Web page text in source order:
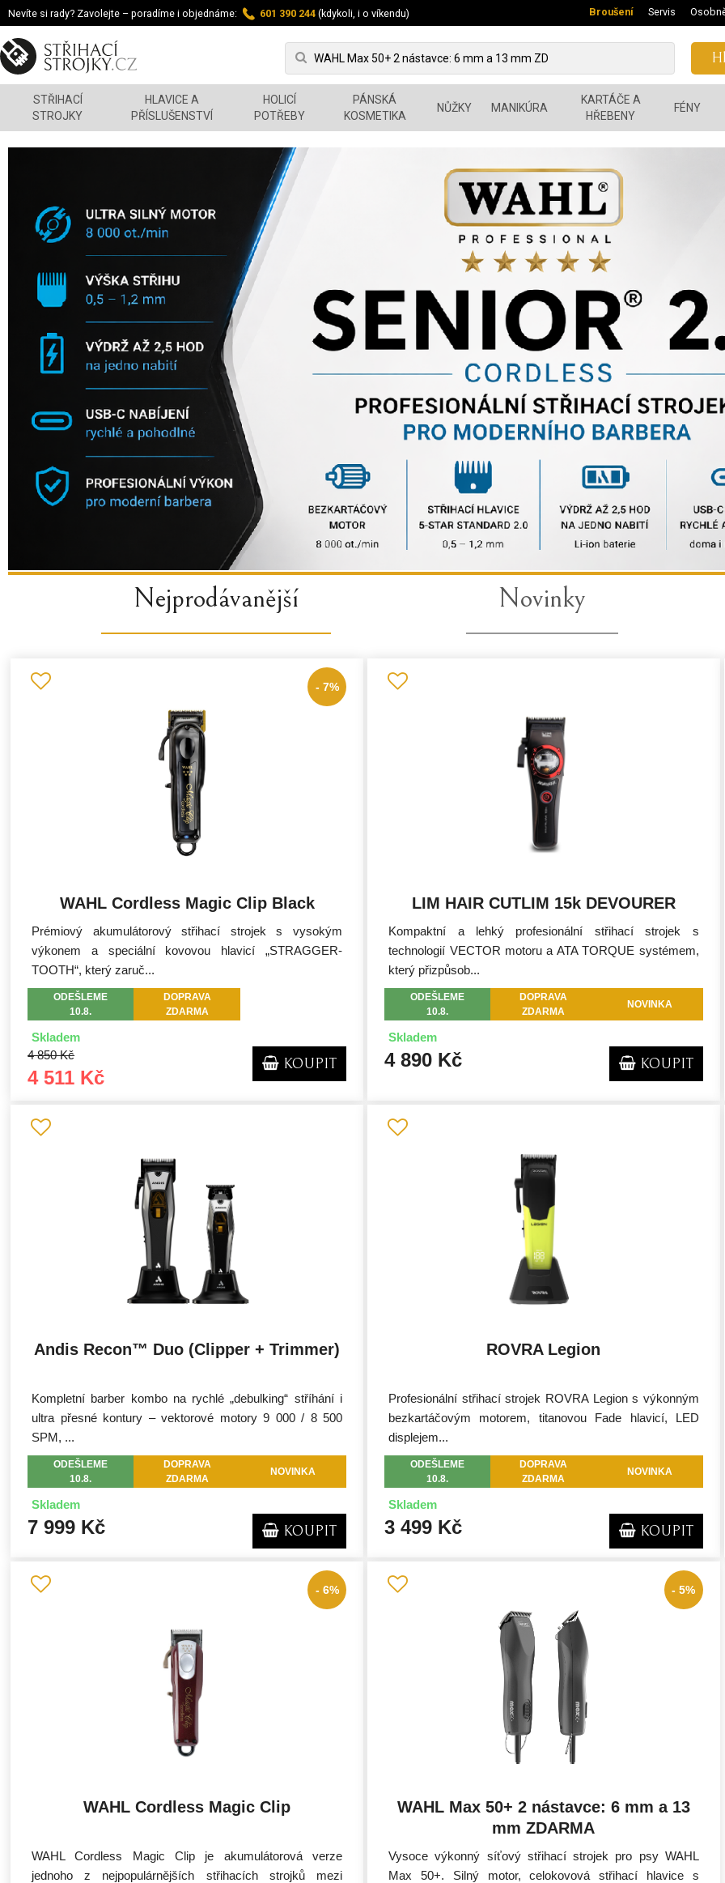
Nevíte si rady? Zavolejte – poradíme i objednáme: 601 390 244 (kdykoli, i o víkendu) Broušení Servis
STŘIHACÍ
STROJKY
HLAVICE A
PŘÍSLUŠENSTVÍ
HOLICÍ
POTŘEBY
PÁNSKÁ
KOSMETIKA
NŮŽKY MANIKÚRA
KARTÁČE A
HŘEBENY
FÉNY
Nejprodávanější Novinky
- 7%
WAHL Cordless Magic Clip Black
Prémiový akumulátorový střihací strojek s vysokým
výkonem a speciální kovovou hlavicí „STRAGGER-
TOOTH“, který zaruč...
ODEŠLEME
10.8.
DOPRAVA
ZDARMA
Skladem
4 850 Kč
4 511 Kč
KOUPIT
LIM HAIR CUTLIM 15k DEVOURER
Kompaktní a lehký profesionální střihací strojek s
technologií VECTOR motoru a ATA TORQUE systémem,
který přizpůsob...
ODEŠLEME
10.8.
DOPRAVA
ZDARMA
NOVINKA
Skladem
4 890 Kč KOUPIT
Andis Recon™ Duo (Clipper + Trimmer)
Kompletní barber kombo na rychlé „debulking“ stříhání i
ultra přesné kontury – vektorové motory 9 000 / 8 500
SPM, ...
ODEŠLEME
10.8.
DOPRAVA
ZDARMA
NOVINKA
Skladem
7 999 Kč KOUPIT
ROVRA Legion
Profesionální střihací strojek ROVRA Legion s výkonným
bezkartáčovým motorem, titanovou Fade hlavicí, LED
displejem...
ODEŠLEME
10.8.
DOPRAVA
ZDARMA
NOVINKA
Skladem
3 499 Kč KOUPIT
- 6%
WAHL Cordless Magic Clip
WAHL Cordless Magic Clip je akumulátorová verze
jednoho z nejpopulárnějších střihacích strojků mezi
- 5%
WAHL Max 50+ 2 nástavce: 6 mm a 13
mm ZDARMA
Vysoce výkonný síťový střihací strojek pro psy WAHL
Max 50+. Silný motor, celokovová střihací hlavice s